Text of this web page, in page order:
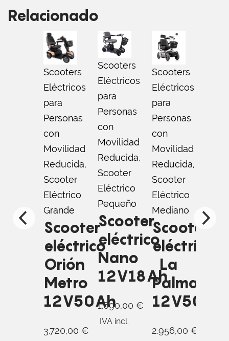
Relacionado
Scooters
Eléctricos
para
Personas
con
Movilidad
Reducida,
Scooter
Eléctrico
Grande
Scooter
eléctrico
Orión
Metro
12V50Ah
3.720,00 €
Scooters
Eléctricos
para
Personas
con
Movilidad
Reducida,
Scooter
Eléctrico
Pequeño
Scooter
eléctrico
Nano
12V18Ah
1.690,00 €
IVA incl.
Scooters
Eléctricos
para
Personas
con
Movilidad
Reducida,
Scooter
Eléctrico
Mediano
Scooter
eléctrico
La
Palma
12V50Ah
2.956,00 €